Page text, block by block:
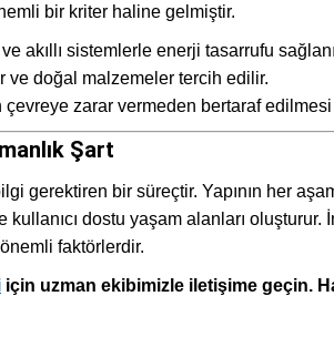
bir kriter haline gelmiştir.
akıllı sistemlerle enerji tasarrufu
ve doğal malzemeler tercih edilir.
çevreye zarar vermeden bertaraf edilmesi
Şart
gerektiren bir süreçtir. Yapının her
dostu yaşam alanları oluşturur.
faktörlerdir.
için uzman ekibimizle iletişime geçin.